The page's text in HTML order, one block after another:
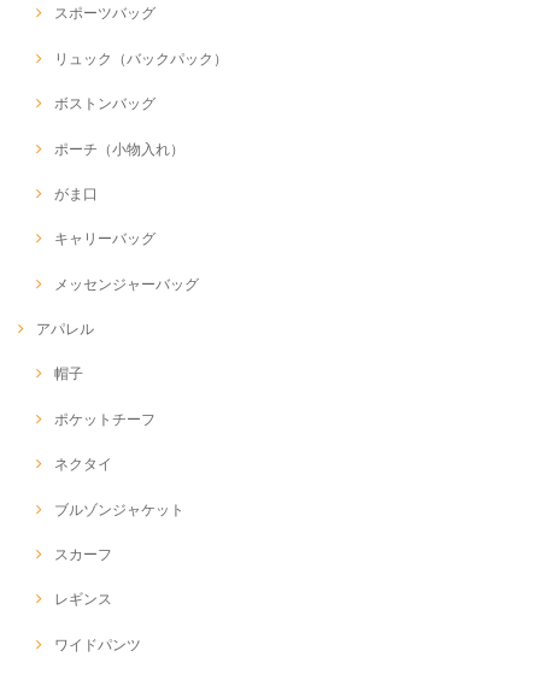
スポーツバッグ
リュック（バックパック）
ボストンバッグ
ポーチ（小物入れ）
がま口
キャリーバッグ
メッセンジャーバッグ
アパレル
帽子
ポケットチーフ
ネクタイ
ブルゾンジャケット
スカーフ
レギンス
ワイドパンツ